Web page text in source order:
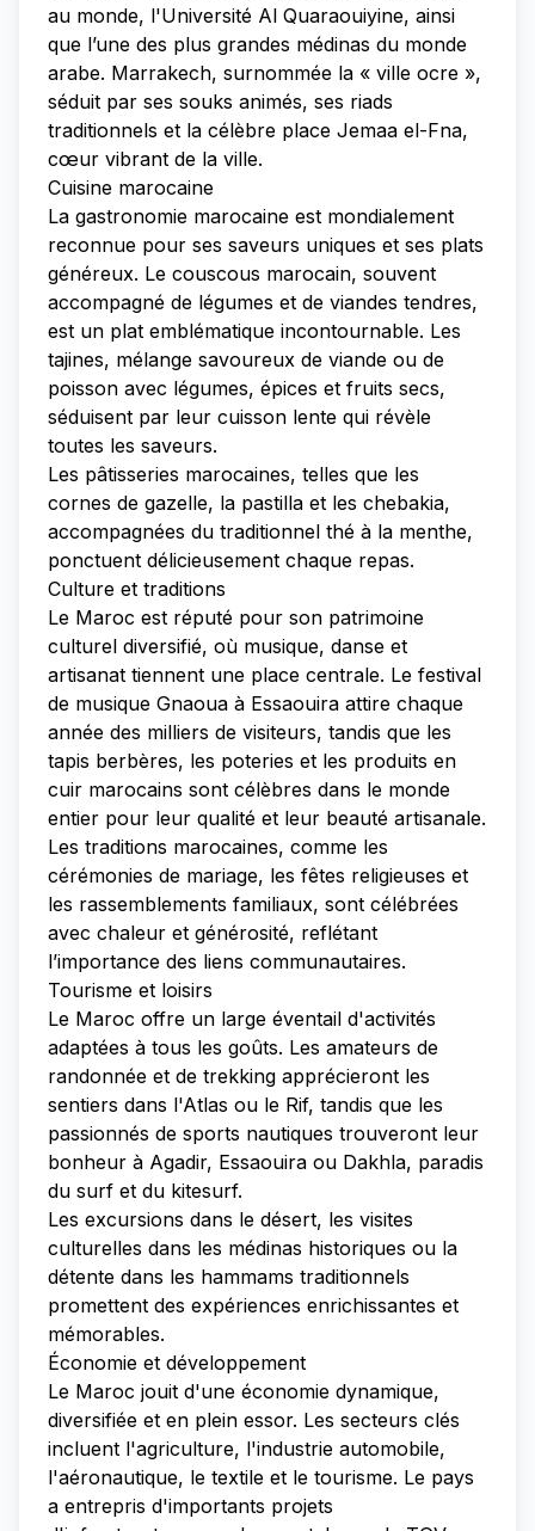
au monde, l'Université Al Quaraouiyine, ainsi
que l’une des plus grandes médinas du monde
arabe. Marrakech, surnommée la « ville ocre »,
séduit par ses souks animés, ses riads
traditionnels et la célèbre place Jemaa el-Fna,
cœur vibrant de la ville.
Cuisine marocaine
La gastronomie marocaine est mondialement
reconnue pour ses saveurs uniques et ses plats
généreux. Le couscous marocain, souvent
accompagné de légumes et de viandes tendres,
est un plat emblématique incontournable. Les
tajines, mélange savoureux de viande ou de
poisson avec légumes, épices et fruits secs,
séduisent par leur cuisson lente qui révèle
toutes les saveurs.
Les pâtisseries marocaines, telles que les
cornes de gazelle, la pastilla et les chebakia,
accompagnées du traditionnel thé à la menthe,
ponctuent délicieusement chaque repas.
Culture et traditions
Le Maroc est réputé pour son patrimoine
culturel diversifié, où musique, danse et
artisanat tiennent une place centrale. Le festival
de musique Gnaoua à Essaouira attire chaque
année des milliers de visiteurs, tandis que les
tapis berbères, les poteries et les produits en
cuir marocains sont célèbres dans le monde
entier pour leur qualité et leur beauté artisanale.
Les traditions marocaines, comme les
cérémonies de mariage, les fêtes religieuses et
les rassemblements familiaux, sont célébrées
avec chaleur et générosité, reflétant
l’importance des liens communautaires.
Tourisme et loisirs
Le Maroc offre un large éventail d'activités
adaptées à tous les goûts. Les amateurs de
randonnée et de trekking apprécieront les
sentiers dans l'Atlas ou le Rif, tandis que les
passionnés de sports nautiques trouveront leur
bonheur à Agadir, Essaouira ou Dakhla, paradis
du surf et du kitesurf.
Les excursions dans le désert, les visites
culturelles dans les médinas historiques ou la
détente dans les hammams traditionnels
promettent des expériences enrichissantes et
mémorables.
Économie et développement
Le Maroc jouit d'une économie dynamique,
diversifiée et en plein essor. Les secteurs clés
incluent l'agriculture, l'industrie automobile,
l'aéronautique, le textile et le tourisme. Le pays
a entrepris d'importants projets